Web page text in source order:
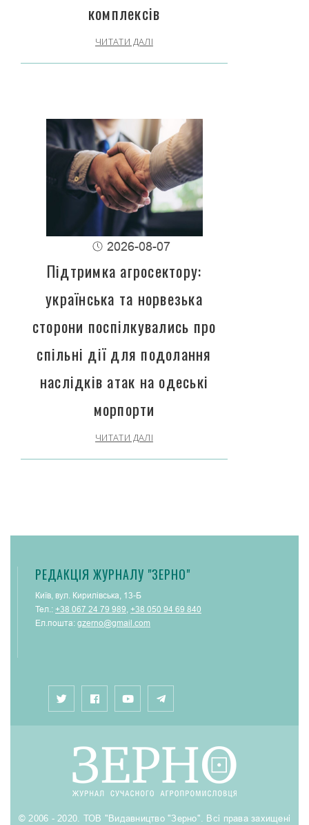
комплексів
ЧИТАТИ ДАЛІ
2026-08-07
Підтримка агросектору:
українська та норвезька
сторони поспілкувались про
спільні дії для подолання
наслідків атак на одеські
морпорти
ЧИТАТИ ДАЛІ
РЕДАКЦІЯ ЖУРНАЛУ "ЗЕРНО"
Київ, вул. Кирилівська, 13-Б
Тел.: +38 067 24 79 989 +38 050 94 69 840
Ел.пошта: gzerno@gmail.com
© 2006 - 2020. ТОВ "Видавництво "Зерно". Всі права захищені